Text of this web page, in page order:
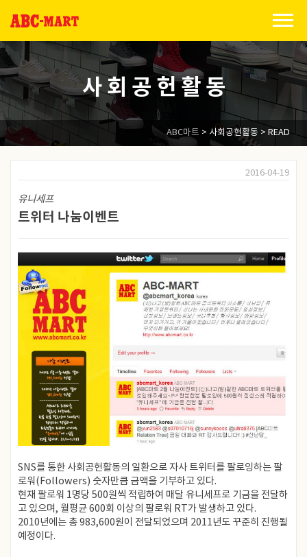
to
사 회 공 헌 활 동
ABC마트 > 사회공헌활동 > READ
2016-04-19
유니세프
트위터 나눔이벤트
SNS를 통한 사회공헌활동의 일환으로 자사 트위터를 팔로잉하는 팔
로워(Followers) 숫자만큼 금액을 기부하고 있다.
현재 팔로워 1명당 500원씩 적립하여 매달 유니세프로 기금을 전달하
고 있으며, 월평균 600회 이상의 팔로워 RT가 발생하고 있다.
2010년에는 총 983,600원이 전달되었으며 2011년도 꾸준히 진행될
예정이다.